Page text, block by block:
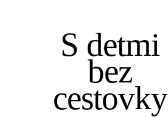
S detmi
bez
cestovky